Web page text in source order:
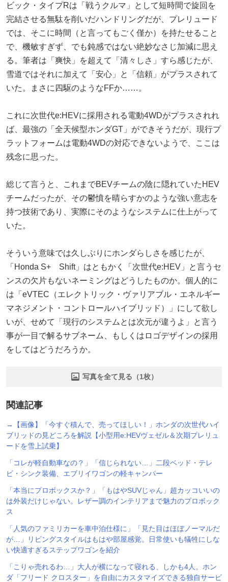
ビック・タイプRは「戦うクルマ」として短時間で旋回を
完結させる無駄を削いだハンドリングだが、プレリュード
では、そこに時間（と言ってもごく僅か）を持たせること
で、機敏すぎず、でも鈍感ではない絶妙なさじ加減に思え
る。筆者は「爽快」を超えて「清々しさ」すら感じたが、
雪道ではそれに加えて「安心」と「信頼」がプラスされて
いた。まさに四駆のようなFFか……。
これに次世代e:HEVに採用される電動4WDがプラスされれ
ば、最強の「全天候型ホンダGT」ができそうだが、現行プ
ラットフォームは電動4WDの対応できないようで、ここは
残念に思った。
総じて言うと、これまでBEVチームの陰に隠れていたHEV
チームだったが、その鬱憤を晴らすかのような強い意志を
持つ技術であり、実際にそのようなシステムに仕上がって
いた。
そういう意味では久しぶりにホンダらしさを感じたが、
「Honda S+ Shift」はともかく「次世代e:HEV」と言うセ
ンスの欠片もないネーミングはどうしたものか。個人的に
は「eVTEC（エレクトリック・ヴァリアブル・エネルギー
マネジメント・コントロールハイブリッド）」にして欲し
いが、せめて「現行のシステムとは次元が違うよ」と言う
事が一目で解るサブネーム、もしくはロゴデザインの採用
をしてはどうだろうか。
写真を全て見る（1枚）
関連記事
→【画像】「今すぐ積んで、売ってほしい！」ホンダの次世代ハイ
ブリッドの見どころを解説【小型用e:HEVヴェゼル＆次期プレリュ
ードを雪上試乗】
「コレが軽自動車なの？」「信じられない…」二段ベッド・テレ
ビ・シンク装備、エブリイワゴンの軽キャンパー
「本当にプロボックスか？」「もはやSUVじゃん」超カッコいいの
は外装だけじゃない。レザー調のインテリアまで魅力のプロボック
ス
「人気のファミリカーを車中泊仕様に」「見た目はほぼノーマルだ
が…」リビングスタイルはもはや部屋感覚。日常使いも犠牲にしな
い快適すぎるステップワゴンを紹介
「こりゃ売れるわ…」大人が横になって寝れる、しかも4人。ホン
ダ「フリード クロスター」を自由にカスタマイズできる独自サービ